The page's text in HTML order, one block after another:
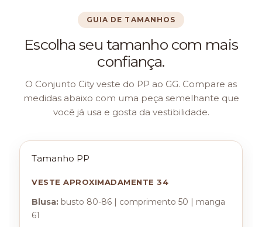
GUIA DE TAMANHOS
Escolha seu tamanho com mais
confiança.
O Conjunto City veste do PP ao GG. Compare as
medidas abaixo com uma peça semelhante que
você já usa e gosta da vestibilidade.
Tamanho PP
VESTE APROXIMADAMENTE 34
Blusa: busto 80-86 | comprimento 50 | manga
61